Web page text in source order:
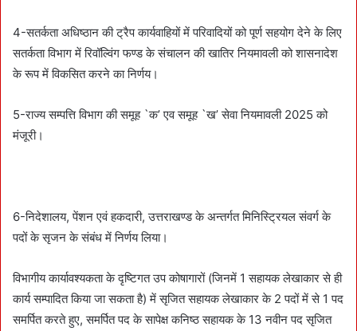
4-सतर्कता अधिष्ठान की ट्रैप कार्यवाहियों में परिवादियों को पूर्ण सहयोग देने के लिए
सतर्कता विभाग में रिवॉल्विंग फण्ड के संचालन की खातिर नियमावली को शासनादेश
के रूप में विकसित करने का निर्णय।
5-राज्य सम्पत्ति विभाग की समूह `क’ एव समूह `ख’ सेवा नियमावली 2025 को
मंजूरी।
6-निदेशालय, पेंशन एवं हकदारी, उत्तराखण्ड के अन्तर्गत मिनिस्ट्रियल संवर्ग के
पदों के सृजन के संबंध में निर्णय लिया।
विभागीय कार्यावश्यकता के दृष्टिगत उप कोषागारों (जिनमें 1 सहायक लेखाकार से ही
कार्य सम्पादित किया जा सकता है) में सृजित सहायक लेखाकार के 2 पदों में से 1 पद
समर्पित करते हुए, समर्पित पद के सापेक्ष कनिष्ठ सहायक के 13 नवीन पद सृजित